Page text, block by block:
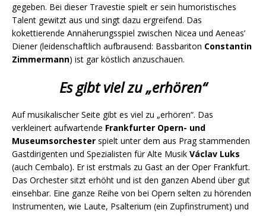
gegeben. Bei dieser Travestie spielt er sein humoristisches
Talent gewitzt aus und singt dazu ergreifend. Das
kokettierende Annäherungsspiel zwischen Nicea und Aeneas’
Diener (leidenschaftlich aufbrausend: Bassbariton Constantin
Zimmermann) ist gar köstlich anzuschauen.
Es gibt viel zu „erhören“
Auf musikalischer Seite gibt es viel zu „erhören“. Das
verkleinert aufwartende Frankfurter Opern- und
Museumsorchester spielt unter dem aus Prag stammenden
Gastdirigenten und Spezialisten für Alte Musik Václav Luks
(auch Cembalo). Er ist erstmals zu Gast an der Oper Frankfurt.
Das Orchester sitzt erhöht und ist den ganzen Abend über gut
einsehbar. Eine ganze Reihe von bei Opern selten zu hörenden
Instrumenten, wie Laute, Psalterium (ein Zupfinstrument) und